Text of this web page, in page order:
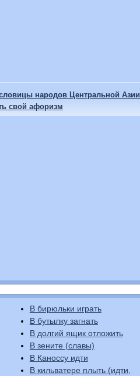
народов Центральной Азии
свой афоризм
В бирюльки играть
В бутылку загнать
В долгий ящик отложить
В зените (славы)
В Каноссу идти
В кильватере плыть (идти,